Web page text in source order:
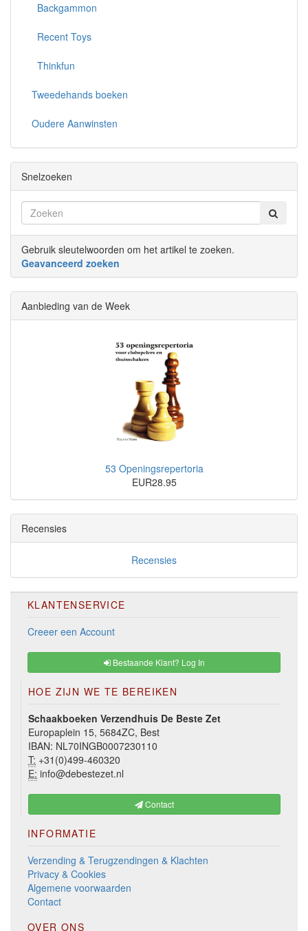
Backgammon
Recent Toys
Thinkfun
Tweedehands boeken
Oudere Aanwinsten
Snelzoeken
Gebruik sleutelwoorden om het artikel te zoeken.
Geavanceerd zoeken
Aanbieding van de Week
53 Openingsrepertoria
EUR28.95
Recensies
Recensies
KLANTENSERVICE
Creeer een Account
Bestaande Klant? Log In
HOE ZIJN WE TE BEREIKEN
Schaakboeken Verzendhuis De Beste Zet
Europaplein 15, 5684ZC, Best
IBAN: NL70INGB0007230110
T: +31(0)499-460320
E: info@debestezet.nl
Contact
INFORMATIE
Verzending & Terugzendingen & Klachten
Privacy & Cookies
Algemene voorwaarden
Contact
OVER ONS